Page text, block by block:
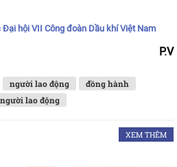
hội VII Công đoàn Dầu khí Việt Nam
P.V
người lao động
đồng hành
lao động
XEM THÊM